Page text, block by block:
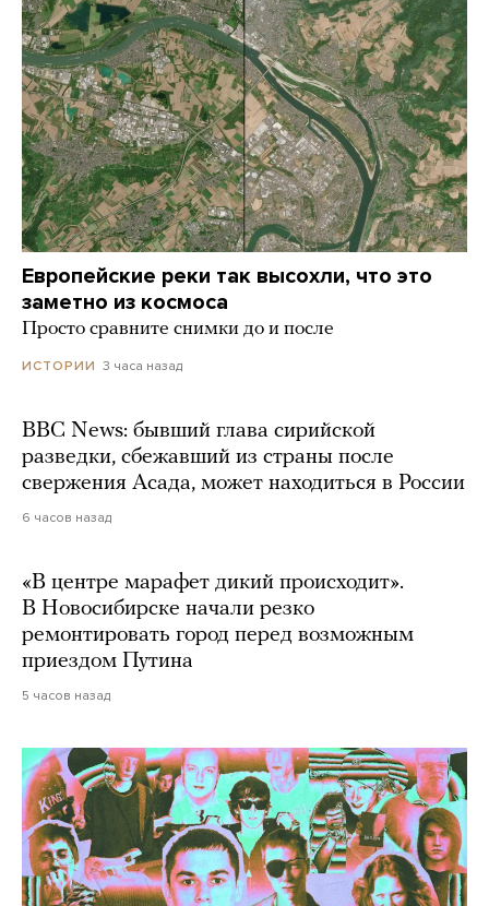
Европейские реки так высохли, что это
заметно из космоса
Просто сравните снимки до и после
ИСТОРИИ 3 часа назад
BBC News: бывший глава сирийской
разведки, сбежавший из страны после
свержения Асада, может находиться в России
6 часов назад
«В центре марафет дикий происходит».
В Новосибирске начали резко
ремонтировать город перед возможным
приездом Путина
5 часов назад